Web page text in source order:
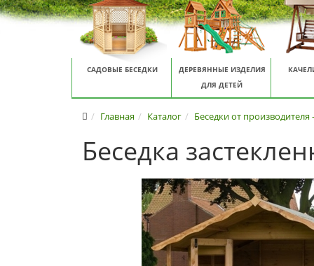
САДОВЫЕ БЕСЕДКИ
ДЕРЕВЯННЫЕ ИЗДЕЛИЯ
ДЛЯ ДЕТЕЙ
Главная Каталог Беседки от
Беседка